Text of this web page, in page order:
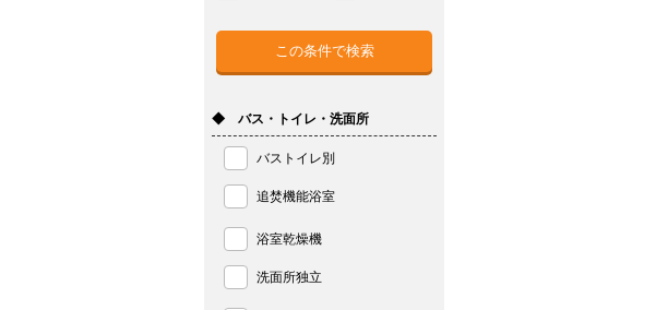
◆ バス・トイレ・洗面所
バストイレ別
追焚機能浴室
浴室乾燥機
洗面所独立